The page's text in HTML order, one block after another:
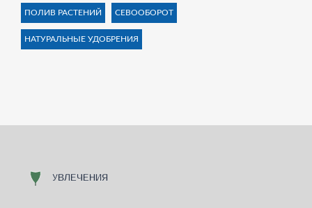
ПОЛИВ РАСТЕНИЙ СЕВООБОРОТ
НАТУРАЛЬНЫЕ УДОБРЕНИЯ